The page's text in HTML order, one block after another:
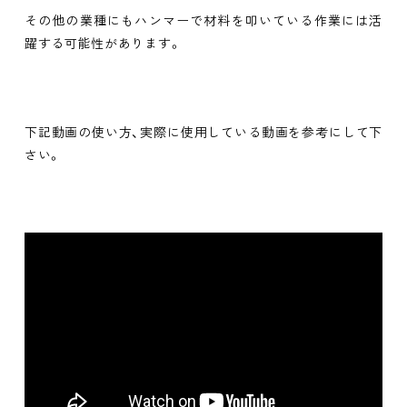
その他の業種にもハンマーで材料を叩いている作業には活
躍する可能性があります。
下記動画の使い方、実際に使用している動画を参考にして下
さい。